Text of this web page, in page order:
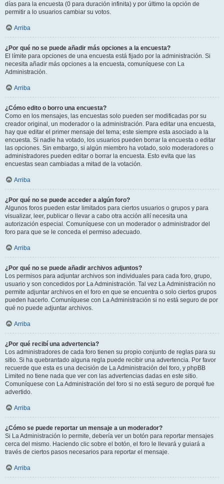
días para la encuesta (0 para duración infinita) y por último la opción de
permitir a lo usuarios cambiar su votos.
Arriba
¿Por qué no se puede añadir más opciones a la encuesta?
El límite para opciones de una encuesta está fijado por la administración. Si
necesita añadir más opciones a la encuesta, comuníquese con La
Administración.
Arriba
¿Cómo edito o borro una encuesta?
Como en los mensajes, las encuestas solo pueden ser modificadas por su
creador original, un moderador o la administración. Para editar una encuesta,
hay que editar el primer mensaje del tema; este siempre esta asociado a la
encuesta. Si nadie ha votado, los usuarios pueden borrar la encuesta o editar
las opciones. Sin embargo, si algún miembro ha votado, solo moderadores o
administradores pueden editar o borrar la encuesta. Esto evita que las
encuestas sean cambiadas a mitad de la votación.
Arriba
¿Por qué no se puede acceder a algún foro?
Algunos foros pueden estar limitados para ciertos usuarios o grupos y para
visualizar, leer, publicar o llevar a cabo otra acción allí necesita una
autorización especial. Comuníquese con un moderador o administrador del
foro para que se le conceda el permiso adecuado.
Arriba
¿Por qué no se puede añadir archivos adjuntos?
Los permisos para adjuntar archivos son individuales para cada foro, grupo,
usuario y son concedidos por La Administración. Tal vez La Administración no
permite adjuntar archivos en el foro en que se encuentra o solo ciertos grupos
pueden hacerlo. Comuníquese con La Administración si no está seguro de por
qué no puede adjuntar archivos.
Arriba
¿Por qué recibí una advertencia?
Los administradores de cada foro tienen su propio conjunto de reglas para su
sitio. Si ha quebrantado alguna regla puede recibir una advertencia. Por favor
recuerde que esta es una decisión de La Administración del foro, y phpBB
Limited no tiene nada que ver con las advertencias dadas en este sitio.
Comuníquese con La Administración del foro si no está seguro de porqué fue
advertido.
Arriba
¿Cómo se puede reportar un mensaje a un moderador?
Si La Administración lo permite, debería ver un botón para reportar mensajes
cerca del mismo. Haciendo clic sobre el botón, el foro le llevará y guiará a
través de ciertos pasos necesarios para reportar el mensaje.
Arriba